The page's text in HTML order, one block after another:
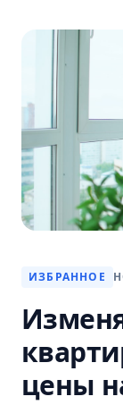
ИЗБРАННОЕ
цены